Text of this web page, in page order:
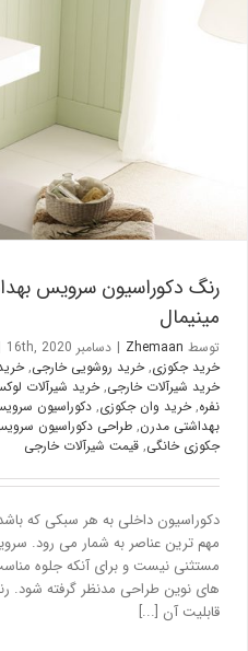
رنگ دکوراسیون سرویس
بلاگ
رنگ دکوراسیون سرویس
مینیمال
توسطZhemaan
| دسامبر 16th, 2020 |
خرید جکوزی,خرید روشویی خارجی,خرید
خرید شیرآلات خارجی,خرید شیرآلات لوکس,
,خرید وان جکوزی,دکوراسیون سرویس
بهداشتی مدرن,طراحی دکوراسیون سرویس
جکوزی خانگی,قیمت شیرآلات خارجی
دکوراسیون داخلی به هر سبکی که باشد
مهم ترین عناصر به شمار می رود. سرویس
مستثنی نیست و برای آنکه جلوه مناسب
های نوین طراحی مدنظر گرفته شود.
قابلیت آن [...]